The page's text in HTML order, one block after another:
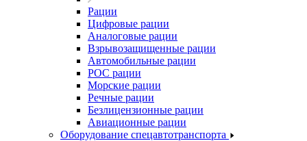
Рации
Цифровые рации
Аналоговые рации
Взрывозащищенные рации
Автомобильные рации
POC рации
Морские рации
Речные рации
Безлицензионные рации
Авиационные рации
Оборудование спецавтотранспорта